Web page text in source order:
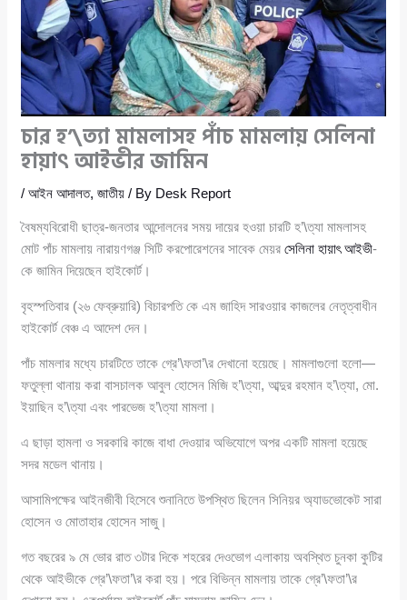
চার হ’\ত্যা মামলাসহ পাঁচ মামলায় সেলিনা
হায়াৎ আইভীর জামিন
/আইন আদালত,জাতীয় / By Desk Report
বৈষম্যবিরোধী ছাত্র-জনতার আন্দোলনের সময় দায়ের হওয়া চারটি হ’\ত্যা মামলাসহ
মোট পাঁচ মামলায় নারায়ণগঞ্জ সিটি করপোরেশনের সাবেক মেয়রসেলিনা হায়াৎ আইভী-
কে জামিন দিয়েছেন হাইকোর্ট।
বৃহস্পতিবার (২৬ ফেব্রুয়ারি) বিচারপতি কে এম জাহিদ সারওয়ার কাজলের নেতৃত্বাধীন
হাইকোর্ট বেঞ্চ এ আদেশ দেন।
পাঁচ মামলার মধ্যে চারটিতে তাকে গ্রে’\ফতা’\র দেখানো হয়েছে। মামলাগুলো হলো—
ফতুল্লা থানায় করা বাসচালক আবুল হোসেন মিজি হ’\ত্যা, আব্দুর রহমান হ’\ত্যা, মো.
ইয়াছিন হ’\ত্যা এবং পারভেজ হ’\ত্যা মামলা।
এ ছাড়া হামলা ও সরকারি কাজে বাধা দেওয়ার অভিযোগে অপর একটি মামলা হয়েছে
সদর মডেল থানায়।
আসামিপক্ষের আইনজীবী হিসেবে শুনানিতে উপস্থিত ছিলেন সিনিয়র অ্যাডভোকেট সারা
হোসেন ও মোতাহার হোসেন সাজু।
গত বছরের ৯ মে ভোর রাত ৩টার দিকে শহরের দেওভোগ এলাকায় অবস্থিত চুনকা কুটির
থেকে আইভীকে গ্রে’\ফতা’\র করা হয়। পরে বিভিন্ন মামলায় তাকে গ্রে’\ফতা’\র